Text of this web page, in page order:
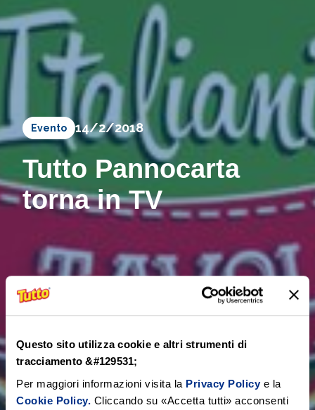
Questo sito utilizza cookie e altri strumenti di
tracciamento &#129531;
Per maggiori informazioni visita la Privacy Policye la
Cookie Policy. Cliccando su «Accetta tutti» acconsenti
Evento 14/2/2018
Tutto Pannocarta
torna in TV